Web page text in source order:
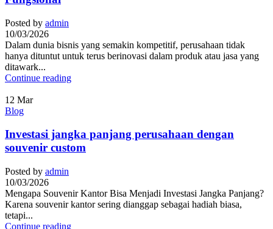
Posted by admin
10/03/2026
Dalam dunia bisnis yang semakin kompetitif, perusahaan tidak
hanya dituntut untuk terus berinovasi dalam produk atau jasa yang
ditawark...
Continue reading
12 Mar
Blog
Investasi jangka panjang perusahaan dengan
souvenir custom
Posted by admin
10/03/2026
Mengapa Souvenir Kantor Bisa Menjadi Investasi Jangka Panjang?
Karena souvenir kantor sering dianggap sebagai hadiah biasa,
tetapi...
Continue reading